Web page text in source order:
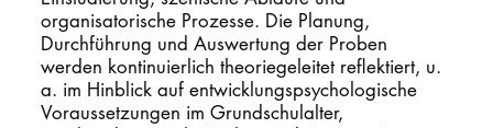
organisatorische Prozesse. Die Planung,
Durchführung und Auswertung der Proben
werden kontinuierlich theoriegeleitet reflektiert, u.
a. im Hinblick auf entwicklungspsychologische
Voraussetzungen im Grundschulalter,